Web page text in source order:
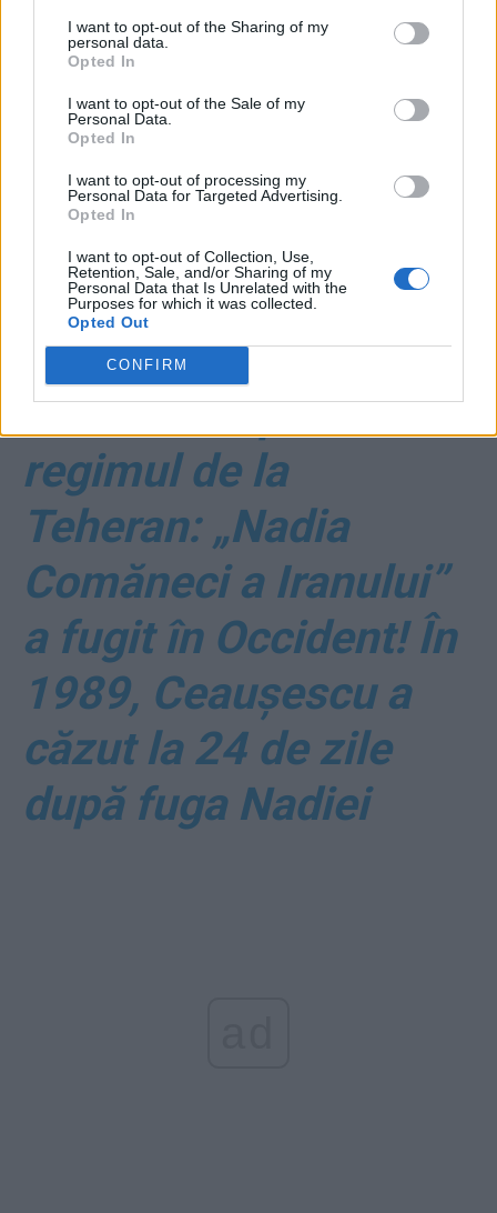
I want to opt-out of the Sharing of my
personal data.
Opted In
I want to opt-out of the Sale of my
Personal Data.
Opted In
I want to opt-out of processing my
Personal Data for Targeted Advertising.
Opted In
I want to opt-out of Collection, Use,
Retention, Sale, and/or Sharing of my
Personal Data that Is Unrelated with the
Purposes for which it was collected.
Opted Out
CONFIRM
probe cu buldozerul!
Ancheta privind
doborârea avionului
ucrainean este în
mare parte
compromisă
*Semn rău pentru
regimul de la
Teheran: „Nadia
Comăneci a Iranului”
a fugit în Occident! În
1989, Ceaușescu a
căzut la 24 de zile
după fuga Nadiei